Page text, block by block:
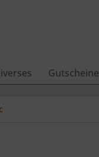
Gutscheine